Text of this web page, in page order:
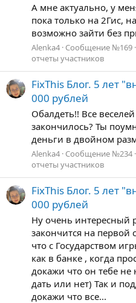
А мне актуально, у
пока только на 2Гис,
возможно зайти без
Alenka4 Сообщение №169
отчеты участников
FixThis Блог. 5 лет
000 рублей
Обалдеть!! Все
закончилось? Ты
деньги в двойном
Alenka4 Сообщение №234
отчеты участников
FixThis Блог. 5 лет
000 рублей
Ну очень интересный
закончится на первой
что с Государством
как в банке , когда
докажи что он тебе
дать или нет) Так и
докажи что все...